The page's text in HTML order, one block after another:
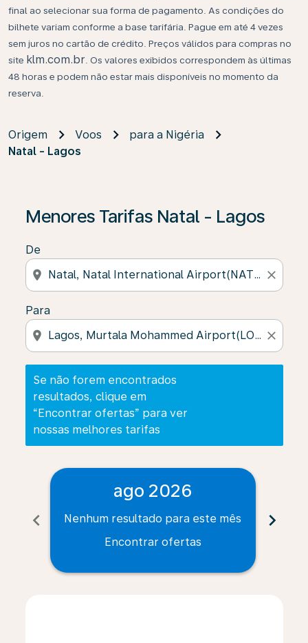
final ao selecionar sua forma de pagamento. As condições do
bilhete variam conforme a base tarifária. Pague em até 4 vezes
sem juros no cartão de crédito. Preços válidos para compras no
site klm.com.br . Os valores exibidos correspondem às últimas
48 horas e podem não estar mais disponíveis no momento da
reserva.
Origem Voos
para a Nigéria
Natal - Lagos
Menores Tarifas Natal - Lagos
De
location_on close
Para
location_on close
Se não forem encontrados
resultados, clique em
“Encontrar ofertas” para ver
nossas melhores tarifas
Se não forem encontrados resultados, clique em
chevron_left
ago 2026
Nenhum resultado para este mês
Encontrar ofertas
chevron_right